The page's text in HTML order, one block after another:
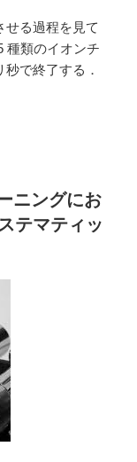
る過程を見て
種類のイオンチ
で終了する．
ニングにお
テマティッ